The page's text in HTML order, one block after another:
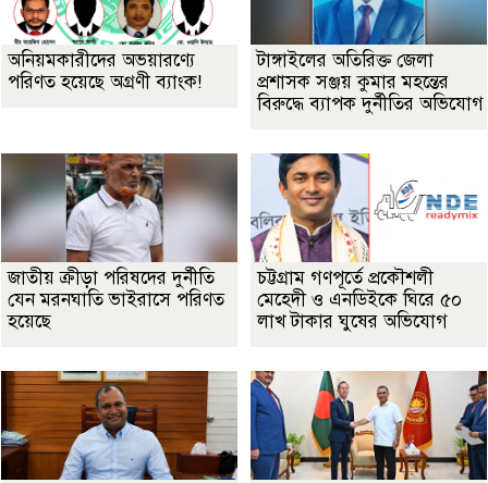
অনিয়মকারীদের অভয়ারণ্যে
পরিণত হয়েছে অগ্রণী ব্যাংক!
টাঙ্গাইলের অতিরিক্ত জেলা
প্রশাসক সঞ্জয় কুমার মহন্তের
বিরুদ্ধে ব্যাপক দুর্নীতির অভিযোগ
জাতীয় ক্রীড়া পরিষদের দুর্নীতি
যেন মরনঘাতি ভাইরাসে পরিণত
হয়েছে
চট্টগ্রাম গণপূর্তে প্রকৌশলী
মেহেদী ও এনডিইকে ঘিরে ৫০
লাখ টাকার ঘুষের অভিযোগ